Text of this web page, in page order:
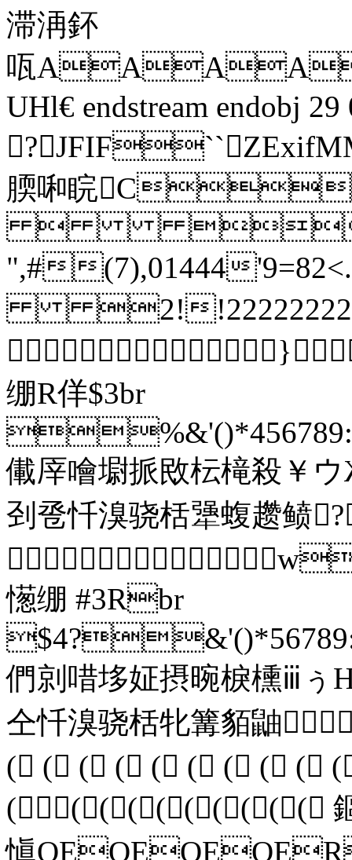
滞洅鈈
咓
UHl€ endstream endobj 29
腝啝睆
 
",#(7),01444
2!
绷R佯$3br
儎厗噲墛挀敃枟槞殺￥
刭卺忏溴骁栝犟蝮趱鲼
憽绷 #3Rbr
們剠唶垑姃摂晼棙櫄ⅲぅ
仝忏溴骁栝牝篝貊鼬
( ( ( ( ( ( ( ( (
((((((((((
愼